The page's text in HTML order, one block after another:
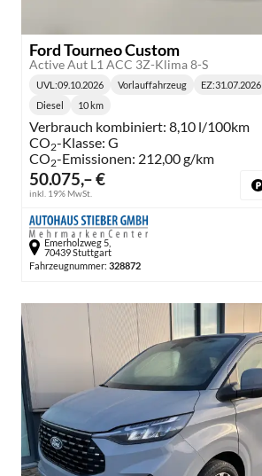
Ford Tourneo Custom
Active Aut L1 ACC 3Z-Klima 8-S
50.075,– €
inkl. 19% MwSt.
Lieferzeit:
UVL :09.10.2026 Vorlauffahrzeug EZ:31.07.2026
Kraftstoff:
Diesel
Kilometerstand:
10 km
Verbrauch kombiniert: 8,10 l/100km
CO2-Klasse: G
CO2-Emissionen: 212,00 g/km
Emerholzweg 5,
70439 Stuttgart
Fahrzeugnummer: 328872